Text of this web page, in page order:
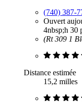
(740) 387-
Ouvert
4nbsp;h 30
(Rt 309 1
Distance estimée
15,2 milles